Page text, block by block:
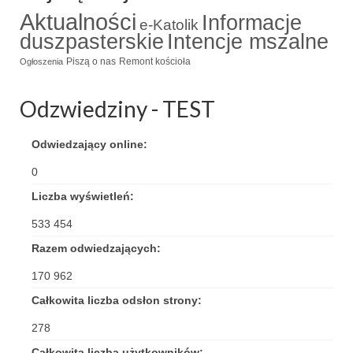
Triduum Św. St. Kostka 2018
Narodowy Dzień Pamięci “Żołnierzy
Galerie 2017
Remont plebanii 2017
Imieniny kapłana
Kontakt
Aktualności e-Katolik Informacje
duszpasterskie Intencje mszalne
Ogłoszenia Piszą o nas Remont kościoła
Odzwiedziny - TEST
Odwiedzający online:
0
Liczba wyświetleń:
533 454
Razem odwiedzających:
170 962
Całkowita liczba odsłon strony:
278